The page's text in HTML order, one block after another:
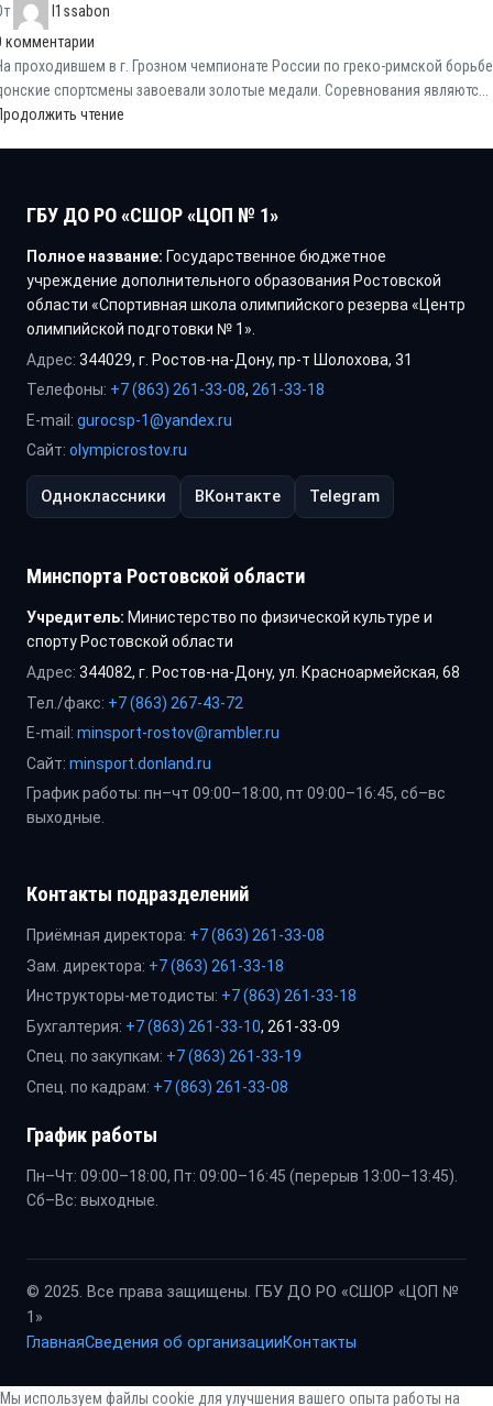
l1ssabon
комментарии
проходившем в г. Грозном чемпионате России по греко-римской борьбе
спортсмены завоевали золотые медали. Соревнования являютс...
чтение
ГБУ ДО РО «СШОР «ЦОП № 1»
Полное название: Государственное бюджетное
учреждение дополнительного образования Ростовской
области «Спортивная школа олимпийского резерва «Центр
олимпийской подготовки № 1».
Адрес: 344029, г. Ростов-на-Дону, пр-т Шолохова, 31
Телефоны: +7 (863) 261-33-08, 261-33-18
E-mail: gurocsp-1@yandex.ru
Сайт: olympicrostov.ru
Одноклассники ВКонтакте Telegram
Минспорта Ростовской области
Учредитель: Министерство по физической культуре и
спорту Ростовской области
Адрес: 344082, г. Ростов-на-Дону, ул. Красноармейская, 68
Тел./факс: +7 (863) 267-43-72
E-mail: minsport-rostov@rambler.ru
Сайт: minsport.donland.ru
График работы: пн–чт 09:00–18:00, пт 09:00–16:45, сб–вс
выходные.
Контакты подразделений
Приёмная директора: +7 (863) 261-33-08
Зам. директора: +7 (863) 261-33-18
Инструкторы-методисты: +7 (863) 261-33-18
Бухгалтерия: +7 (863) 261-33-10, 261-33-09
Спец. по закупкам: +7 (863) 261-33-19
Спец. по кадрам: +7 (863) 261-33-08
График работы
Пн–Чт: 09:00–18:00, Пт: 09:00–16:45 (перерыв 13:00–13:45).
Сб–Вс: выходные.
© 2025. Все права защищены. ГБУ ДО РО «СШОР «ЦОП №
1»
ГлавнаяСведения об организацииКонтакты
Мы используем файлы cookie для улучшения вашего опыта работы на